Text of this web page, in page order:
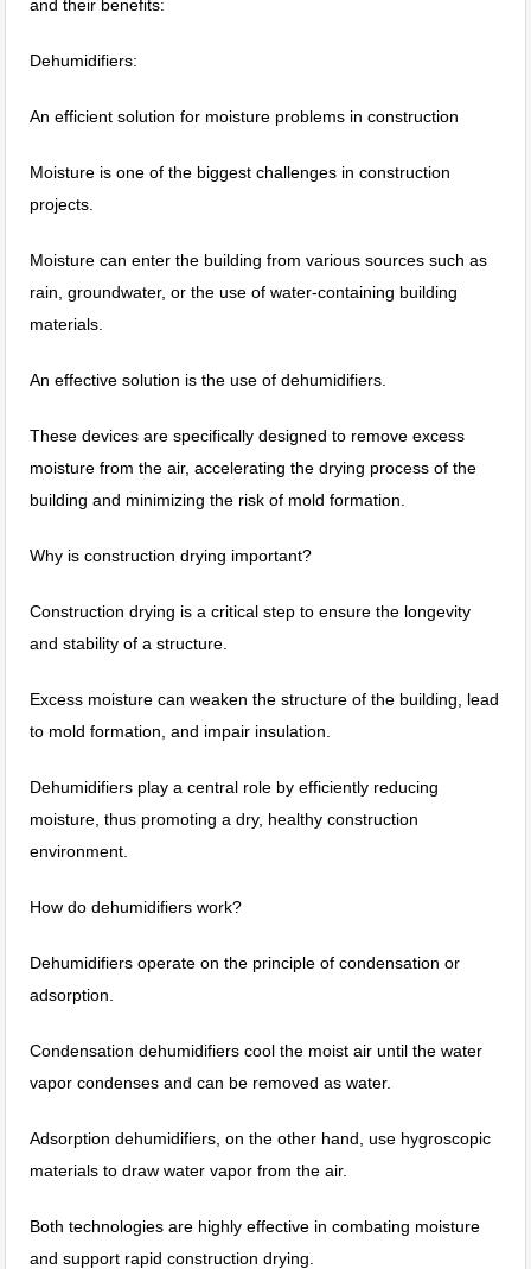
and their benefits:
Dehumidifiers:
An efficient solution for moisture problems in construction
Moisture is one of the biggest challenges in construction
projects.
Moisture can enter the building from various sources such as
rain, groundwater, or the use of water-containing building
materials.
An effective solution is the use of dehumidifiers.
These devices are specifically designed to remove excess
moisture from the air, accelerating the drying process of the
building and minimizing the risk of mold formation.
Why is construction drying important?
Construction drying is a critical step to ensure the longevity
and stability of a structure.
Excess moisture can weaken the structure of the building, lead
to mold formation, and impair insulation.
Dehumidifiers play a central role by efficiently reducing
moisture, thus promoting a dry, healthy construction
environment.
How do dehumidifiers work?
Dehumidifiers operate on the principle of condensation or
adsorption.
Condensation dehumidifiers cool the moist air until the water
vapor condenses and can be removed as water.
Adsorption dehumidifiers, on the other hand, use hygroscopic
materials to draw water vapor from the air.
Both technologies are highly effective in combating moisture
and support rapid construction drying.